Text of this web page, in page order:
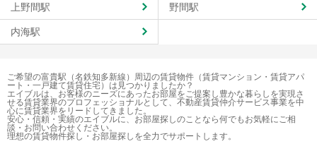
上野間駅 野間駅
内海駅
ご希望の富貴駅（名鉄知多新線）周辺の賃貸物件（賃貸マンション・賃貸アパ
ート・一戸建て賃貸住宅）は見つかりましたか？
エイブルは、お客様のニーズにあったお部屋をご提案し豊かな暮らしを実現さ
せる賃貸業界のプロフェッショナルとして、不動産賃貸仲介サービス事業を中
心に賃貸業界をリードしてきました。
安心・信頼・実績のエイブルに、お部屋探しのことなら何でもお気軽にご相
談・お問い合わせください。
理想の賃貸物件探し・お部屋探しを全力でサポートします。